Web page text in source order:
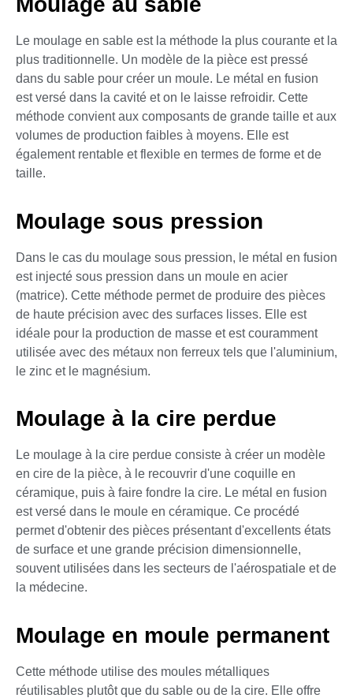
Le moulage en sable est la méthode la plus courante et la
plus traditionnelle. Un modèle de la pièce est pressé
dans du sable pour créer un moule. Le métal en fusion
est versé dans la cavité et on le laisse refroidir. Cette
méthode convient aux composants de grande taille et aux
volumes de production faibles à moyens. Elle est
également rentable et flexible en termes de forme et de
taille.
Moulage sous pression
Dans le cas du moulage sous pression, le métal en fusion
est injecté sous pression dans un moule en acier
(matrice). Cette méthode permet de produire des pièces
de haute précision avec des surfaces lisses. Elle est
idéale pour la production de masse et est couramment
utilisée avec des métaux non ferreux tels que l'aluminium,
le zinc et le magnésium.
Moulage à la cire perdue
Le moulage à la cire perdue consiste à créer un modèle
en cire de la pièce, à le recouvrir d'une coquille en
céramique, puis à faire fondre la cire. Le métal en fusion
est versé dans le moule en céramique. Ce procédé
permet d'obtenir des pièces présentant d'excellents états
de surface et une grande précision dimensionnelle,
souvent utilisées dans les secteurs de l'aérospatiale et de
la médecine.
Moulage en moule permanent
Cette méthode utilise des moules métalliques
réutilisables plutôt que du sable ou de la cire. Elle offre